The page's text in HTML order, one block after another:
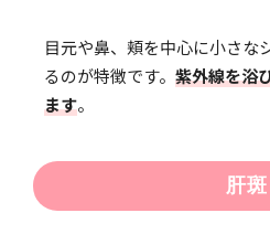
目元や鼻、頬を中心に小さな
るのが特徴です。 紫外線を浴
ます。
肝斑